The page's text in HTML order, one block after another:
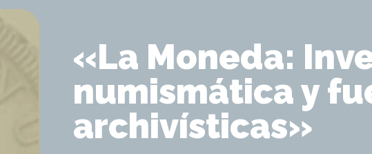
«La Moneda:
numismática y
archivísticas»